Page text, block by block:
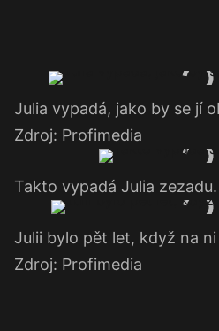
Julia vypadá, jako by se jí
Zdroj: Profimedia
Takto vypadá Julia zezadu.
Julii bylo pět let, když na
Zdroj: Profimedia